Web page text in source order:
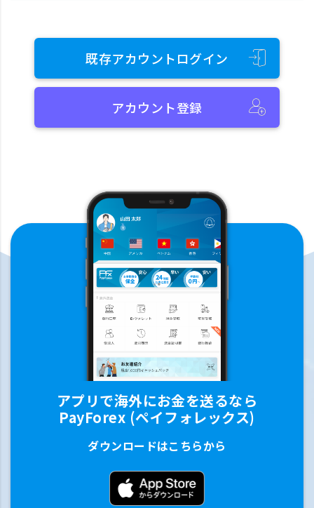
既存アカウントログイン
アカウント登録
アプリで海外にお金を送るなら
PayForex (ペイフォレックス)
ダウンロードはこちらから